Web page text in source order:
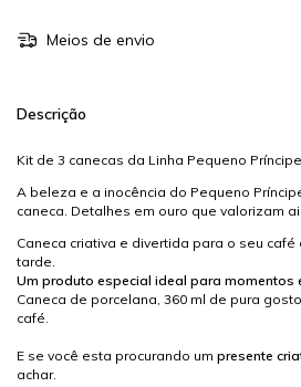
Meios de envio
Descrição
Kit de 3 canecas da Linha Pequeno Príncipe
A beleza e a inocência do Pequeno
caneca. Detalhes em ouro que valorizam
Caneca criativa e divertida para o seu café
tarde.
Um produto especial ideal para momentos
Caneca de porcelana, 360 ml de pura
café.
E se você esta procurando um presente
achar.